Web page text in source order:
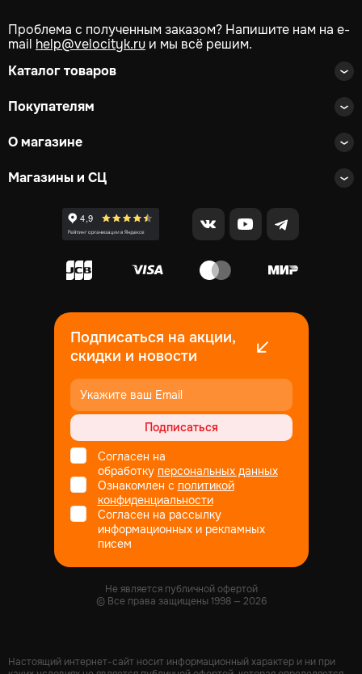
Проблема с полученным заказом? Напишите нам на e-
mail help@velocityk.ru и мы всё решим.
Каталог товаров
Покупателям
О магазине
Магазины и СЦ
Подписаться на акции,
скидки и новости
Подписаться
Согласен на
обработку персональных данных
Ознакомлен с политикой
конфиденциальности
Согласен на рассылку
информационных и рекламных
писем
Не является публичной офертой
© Все права защищены1998— 2026
Настоящий интернет-сайт носит информационный характер и ни при